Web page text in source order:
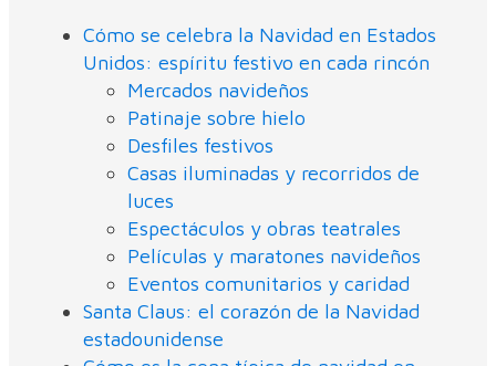
Cómo se celebra la Navidad en Estados
Unidos: espíritu festivo en cada rincón
Mercados navideños
Patinaje sobre hielo
Desfiles festivos
Casas iluminadas y recorridos de
luces
Espectáculos y obras teatrales
Películas y maratones navideños
Eventos comunitarios y caridad
Santa Claus: el corazón de la Navidad
estadounidense